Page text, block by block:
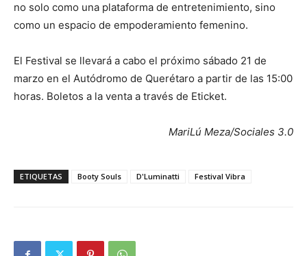
no solo como una plataforma de entretenimiento, sino
como un espacio de empoderamiento femenino.
El Festival se llevará a cabo el próximo sábado 21 de
marzo en el Autódromo de Querétaro a partir de las 15:00
horas. Boletos a la venta a través de Eticket.
MariLú Meza/Sociales 3.0
ETIQUETAS Booty Souls D'Luminatti Festival Vibra